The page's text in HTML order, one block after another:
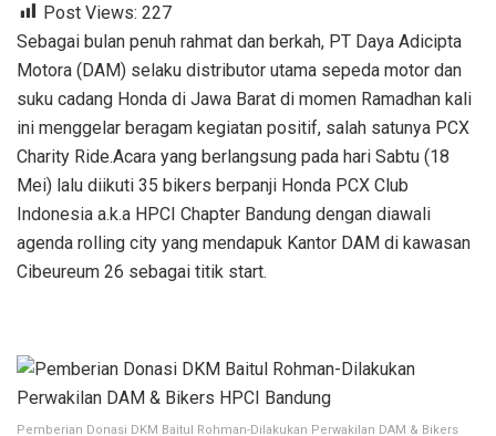
Post Views: 227
Sebagai bulan penuh rahmat dan berkah, PT Daya Adicipta
Motora (DAM) selaku distributor utama sepeda motor dan
suku cadang Honda di Jawa Barat di momen Ramadhan kali
ini menggelar beragam kegiatan positif, salah satunya PCX
Charity Ride.Acara yang berlangsung pada hari Sabtu (18
Mei) lalu diikuti 35 bikers berpanji Honda PCX Club
Indonesia a.k.a HPCI Chapter Bandung dengan diawali
agenda rolling city yang mendapuk Kantor DAM di kawasan
Cibeureum 26 sebagai titik start.
Pemberian Donasi DKM Baitul Rohman-Dilakukan Perwakilan DAM & Bikers